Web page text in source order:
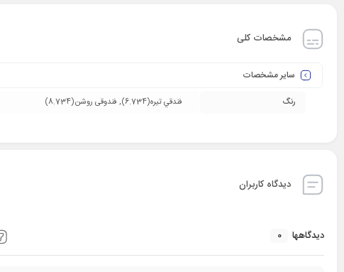
مشخصات کلی
سایر مشخصات
رنگ فندقي تيره(6.734), فندوقی روشن(8.734)
دیدگاه کاربران
دیدگاهها 0